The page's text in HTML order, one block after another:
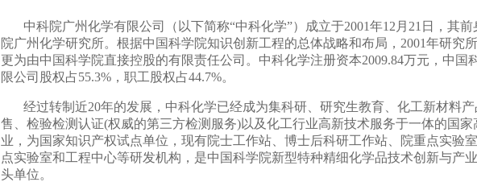
中科院广州化学有限公司（以下简称“中科化学”）成立于2001年12 月 21 日，其
院广州化学研究所。根据中国科学院知识创新工程的总体战略和布局， 2001年研究
更为由中国科学院直接控股的有限责任公司。中科化学注册资本2009.84万元，中国
限公司股权占55.3%，职工股权占44.7%。
经过转制近20年的发展，中科化学已经成为集科研、研究生教育、化工新材料
售、检验检测认证(权威的第三方检测服务)以及化工行业高新技术服务于一体的国家
业，为国家知识产权试点单位，现有院士工作站、博士后科研工作站、院重点实验
点实验室和工程中心等研发机构，是中国科学院新型特种精细化学品技术创新与产
头单位。